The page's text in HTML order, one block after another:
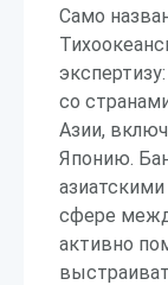
Само
со
Азии,
Японию.
сфере
активно